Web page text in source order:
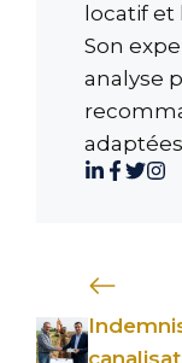
locatif
Son
analyse